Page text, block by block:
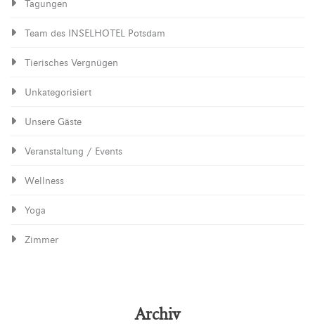
Tagungen
Team des INSELHOTEL Potsdam
Tierisches Vergnügen
Unkategorisiert
Unsere Gäste
Veranstaltung / Events
Wellness
Yoga
Zimmer
Archiv